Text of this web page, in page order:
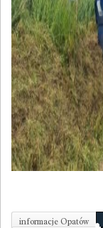
informacje Opatów